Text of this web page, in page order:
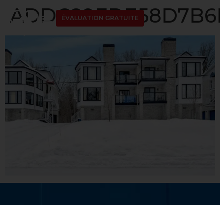
ÉVALUATION GRATUITE